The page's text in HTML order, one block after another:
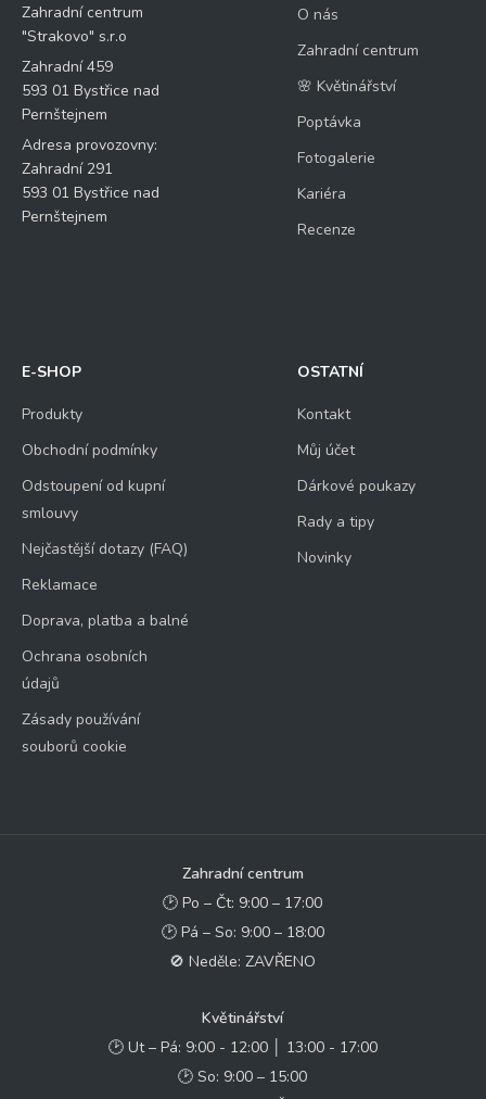
Zahradní centrum
"Strakovo" s.r.o
Zahradní 459
593 01 Bystřice nad
Pernštejnem
Adresa provozovny:
Zahradní 291
593 01 Bystřice nad
Pernštejnem
O nás
Zahradní centrum
🌸 Květinářství
Poptávka
Fotogalerie
Kariéra
Recenze
E-SHOP
Produkty
Obchodní podmínky
Odstoupení od kupní
smlouvy
Nejčastější dotazy (FAQ)
Reklamace
Doprava, platba a balné
Ochrana osobních
údajů
Zásady používání
souborů cookie
OSTATNÍ
Kontakt
Můj účet
Dárkové poukazy
Rady a tipy
Novinky
Zahradní centrum
🕑 Po – Čt: 9:00 – 17:00
🕑 Pá – So: 9:00 – 18:00
🚫 Neděle: ZAVŘENO
Květinářství
🕑 Ut – Pá: 9:00 - 12:00 │ 13:00 - 17:00
🕑 So: 9:00 – 15:00